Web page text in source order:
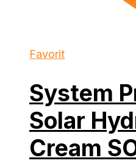
Favorit
System
Solar
Cream